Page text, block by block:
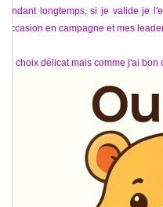
pendant longtemps, si je valide je
l'occasion en campagne et mes
Un choix délicat mais comme j'ai